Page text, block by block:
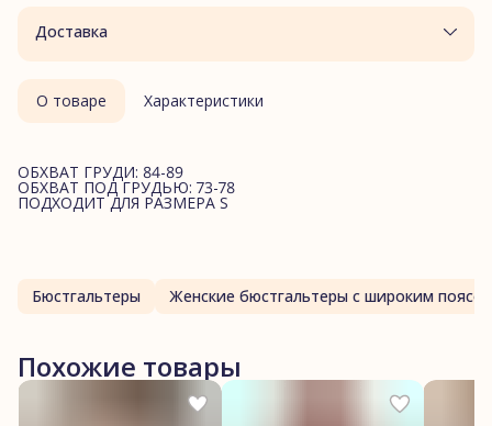
Доставка
О товаре Характеристики
ОБХВАТ ГРУДИ: 84-89
ОБХВАТ ПОД ГРУДЬЮ: 73-78
ПОДХОДИТ ДЛЯ РАЗМЕРА S
Бюстгальтеры Женские бюстгальтеры с широким
Похожие товары